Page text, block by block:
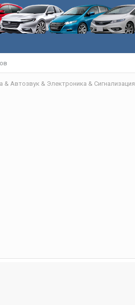
& Автозвук & Электроника & Сигнализация